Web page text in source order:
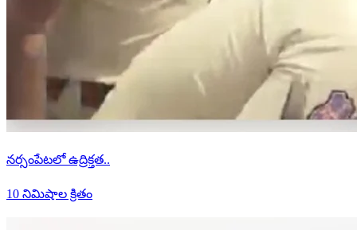
నర్సంపేటలో ఉద్రిక్తత..
10 నిమిషాల క్రితం